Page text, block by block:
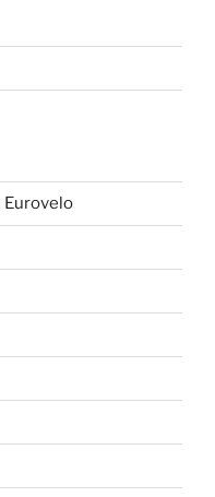
Eurovelo